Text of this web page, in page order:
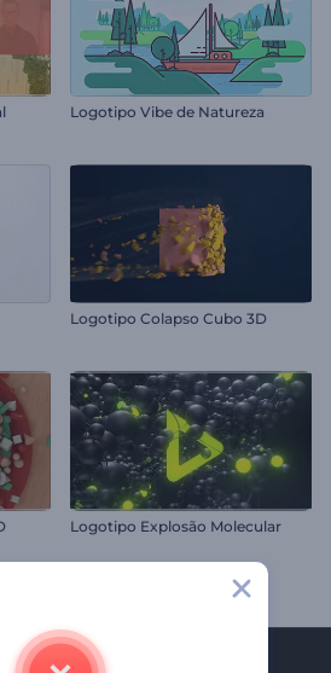
Logotipo Vibe de Natureza
Logotipo Colapso Cubo 3D
Logotipo Explosão Molecular